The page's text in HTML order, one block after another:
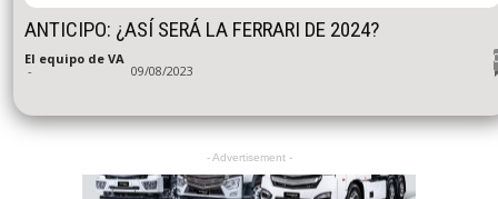
ANTICIPO: ¿ASÍ SERÁ LA FERRARI DE 2024?
El equipo de VA
- 09/08/2023
- Advertisement -